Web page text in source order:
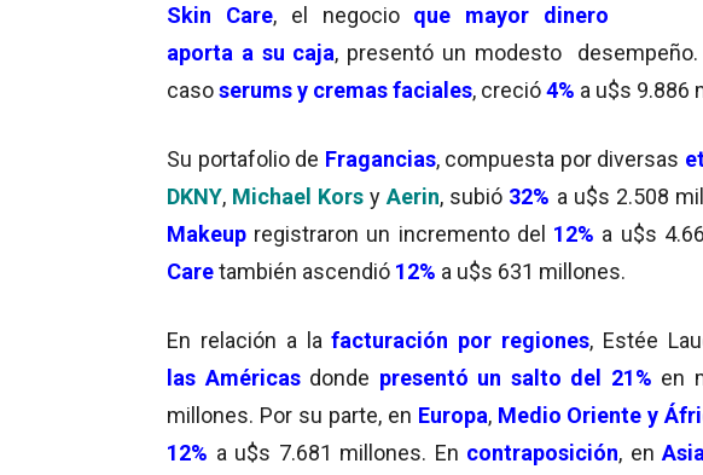
Skin Care, el negocio que mayor dinero
aporta a su caja, presentó un modesto
casoserums y cremas faciales, creció4% a u$s 9.886
Su portafolio de Fragancias, compuesta por diversas
DKNY, Michael Kors y Aerin, subió 32% a u$s 2.508
Makeup registraron un incremento del 12% a u$s
Caretambién ascendió 12% a u$s 631 millones.
En relación a la facturación por regiones, Estée
las Américasdonde presentó un salto del 21% en
millones. Por su parte, en Europa,Medio Oriente y
12% a u$s 7.681 millones. En contraposición, en